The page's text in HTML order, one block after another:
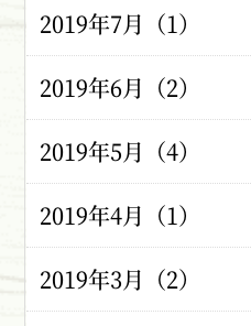
2019年7月（1）
2019年6月（2）
2019年5月（4）
2019年4月（1）
2019年3月（2）